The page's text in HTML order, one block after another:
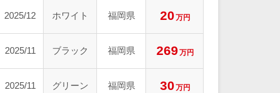
2025/12 ホワイト 福岡県 20 万円
2025/11 ブラック 福岡県 269 万円
2025/11 グリーン 福岡県 30 万円